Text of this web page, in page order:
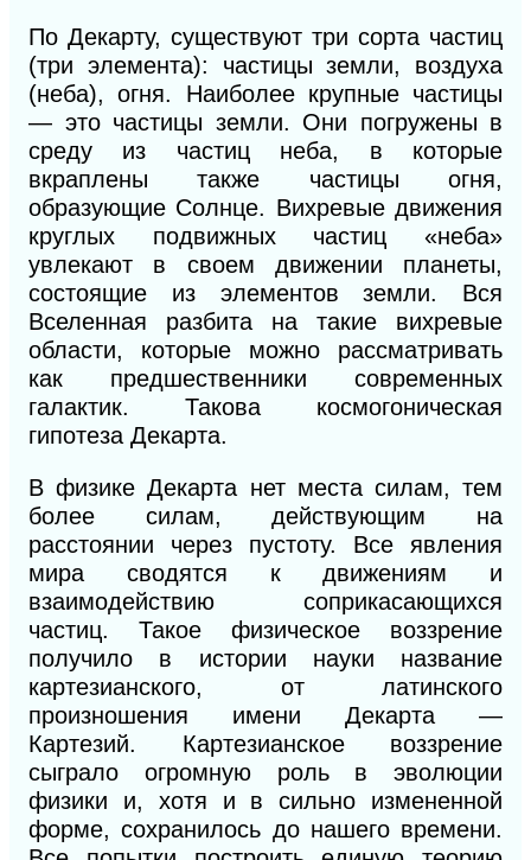
По Декарту, существуют три сорта частиц
(три элемента): частицы земли, воздуха
(неба), огня. Наиболее крупные частицы
— это частицы земли. Они погружены в
среду из частиц неба, в которые
вкраплены также частицы огня,
образующие Солнце. Вихревые движения
круглых подвижных частиц «неба»
увлекают в своем движении планеты,
состоящие из элементов земли. Вся
Вселенная разбита на такие вихревые
области, которые можно рассматривать
как предшественники современных
галактик. Такова космогоническая
гипотеза Декарта.
В физике Декарта нет места силам, тем
более силам, действующим на
расстоянии через пустоту. Все явления
мира сводятся к движениям и
взаимодействию соприкасающихся
частиц. Такое физическое воззрение
получило в истории науки название
картезианского, от латинского
произношения имени Декарта —
Картезий. Картезианское воззрение
сыграло огромную роль в эволюции
физики и, хотя и в сильно измененной
форме, сохранилось до нашего времени.